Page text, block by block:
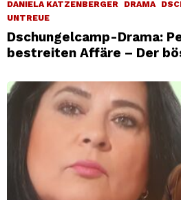
DANIELA KATZENBERGER DRAMA
UNTREUE
Dschungelcamp-Drama:
bestreiten Affäre – Der